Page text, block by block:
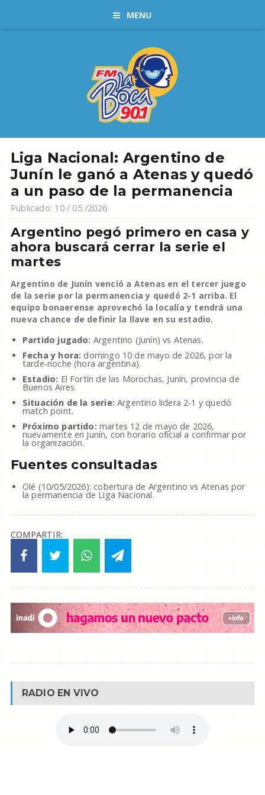
MENU
Liga Nacional: Argentino de
Junín le ganó a Atenas y quedó
a un paso de la permanencia
Publicado: 10 / 05 /2026
Argentino pegó primero en casa y
ahora buscará cerrar la serie el
martes
Argentino de Junín venció a Atenas en el tercer juego
de la serie por la permanencia y quedó 2-1 arriba. El
equipo bonaerense aprovechó la localía y tendrá una
nueva chance de definir la llave en su estadio.
Partido jugado: Argentino (Junín) vs Atenas.
Fecha y hora: domingo 10 de mayo de 2026, por la
tarde-noche (hora argentina).
Estadio: El Fortín de las Morochas, Junín, provincia de
Buenos Aires.
Situación de la serie: Argentino lidera 2-1 y quedó
match point.
Próximo partido: martes 12 de mayo de 2026,
nuevamente en Junín, con horario oficial a confirmar por
la organización.
Fuentes consultadas
Olé (10/05/2026): cobertura de Argentino vs Atenas por
la permanencia de Liga Nacional.
COMPARTIR:
RADIO EN VIVO